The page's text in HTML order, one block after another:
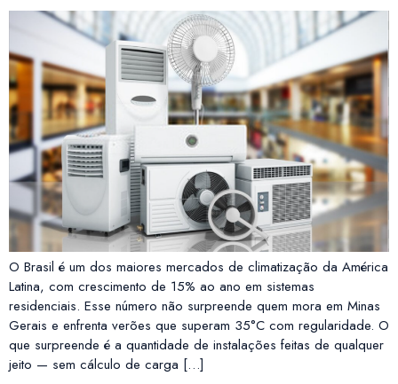
O Brasil é um dos maiores mercados de climatização da América
Latina, com crescimento de 15% ao ano em sistemas
residenciais. Esse número não surpreende quem mora em Minas
Gerais e enfrenta verões que superam 35°C com regularidade. O
que surpreende é a quantidade de instalações feitas de qualquer
jeito — sem cálculo de carga […]